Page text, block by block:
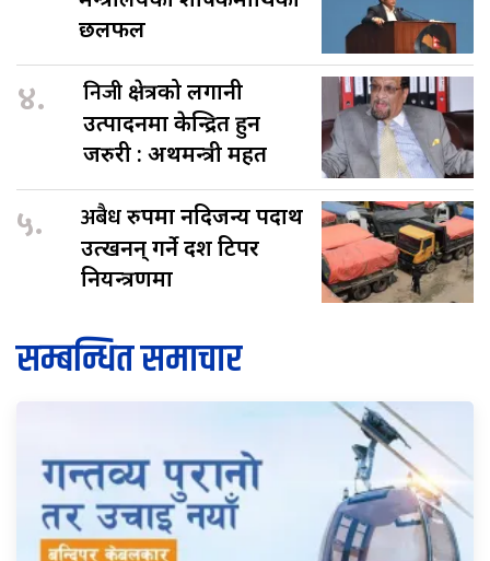
छलफल
४. निजी क्षेत्रको लगानी
उत्पादनमा केन्द्रित हुन
जरुरी : अर्थमन्त्री महत
५. अबैधरुपमा नदिजन्य पदार्थ
उत्खनन् गर्ने दश टिपर
नियन्त्रणमा
सम्बन्धित समाचार